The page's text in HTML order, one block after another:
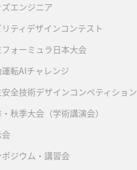
ズエンジニア
ティデザインコンテスト
ォーミュラ日本大会
運転AIチャレンジ
全技術デザインコンペティション
秋季大会（学術講演会）
ポジウム・講習会